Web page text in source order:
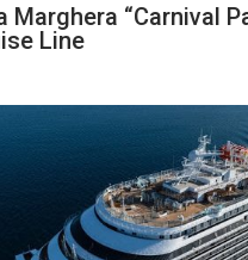
Marghera “Carnival
Line